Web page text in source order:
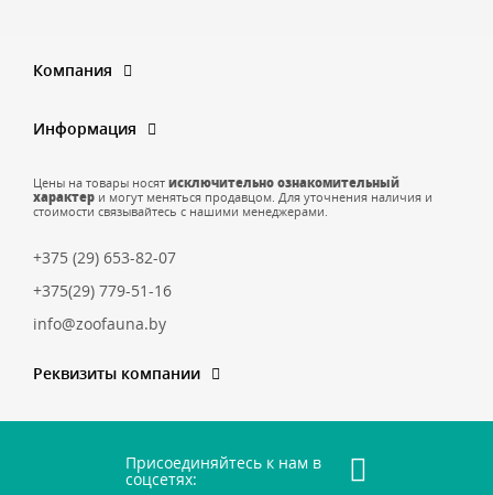
Компания
Информация
Цены на товары носят исключительно ознакомительный
характер и могут меняться продавцом. Для уточнения наличия и
стоимости связывайтесь с нашими менеджерами.
+375 (29) 653-82-07
+375(29) 779-51-16
info@zoofauna.by
Реквизиты компании
Присоединяйтесь к нам в
соцсетях: